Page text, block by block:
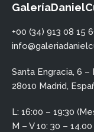
+00 (34) 913 08 15
Santa Engracia, 6
28010 Madrid,
L: 16:00 – 19:30
M – V 10: 30 –